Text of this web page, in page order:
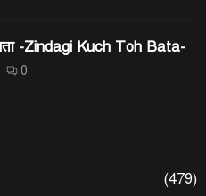
-Zindagi Kuch Toh Bata-
0
(479)